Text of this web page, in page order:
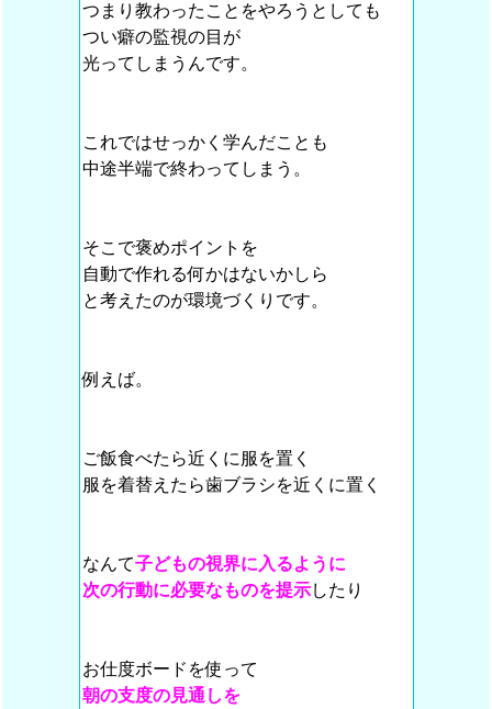
つまり教わったことをやろうとしても
つい癖の監視の目が
光ってしまうんです。
これではせっかく学んだことも
中途半端で終わってしまう。
そこで褒めポイントを
自動で作れる何かはないかしら
と考えたのが環境づくりです。
例えば。
ご飯食べたら近くに服を置く
服を着替えたら歯ブラシを近くに置く
なんて子どもの視界に入るように
次の行動に必要なものを提示したり
お仕度ボードを使って
朝の支度の見通しを